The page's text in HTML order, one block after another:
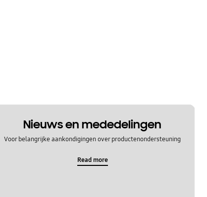
Nieuws en mededelingen
Voor belangrijke aankondigingen over productenondersteuning
Read more